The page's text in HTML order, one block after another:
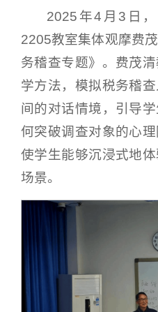
2025年4月3日
2205教室集体观摩费
务稽查专题》。费茂
学方法，模拟税务稽
间的对话情境，引导
何突破调查对象的心
使学生能够沉浸式地
场景。